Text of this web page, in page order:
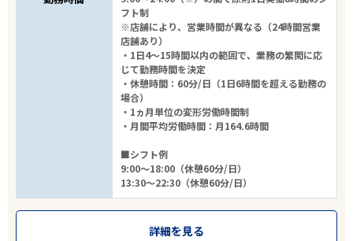
フト制
※店舗により、営業時間が異なる（24時間営業
店舗あり）
・1日4～15時間以内の範囲で、業務の繁閑に応
じて勤務時間を決定
・休憩時間：60分/日（1日6時間を超える勤務の
場合）
・1ヵ月単位の変形労働時間制
・月間平均労働時間：月164.6時間
■シフト例
9:00～18:00（休憩60分/日）
13:30～22:30（休憩60分/日）
詳細を見る